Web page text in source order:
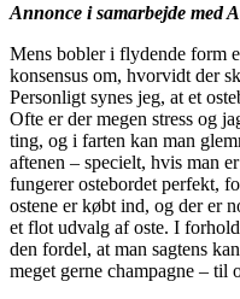
Annonce i samarbejde med
Mens bobler i flydende form
konsensus om, hvorvidt der
Personligt synes jeg, at et
Ofte er der megen stress og
ting, og i farten kan man
aftenen – specielt, hvis man
fungerer ostebordet perfekt,
ostene er købt ind, og der er
et flot udvalg af oste. I
den fordel, at man sagtens
meget gerne champagne – til